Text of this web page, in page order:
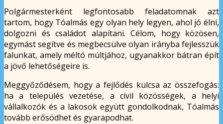
Polgármesterként legfontosabb feladatomnak azt
tartom, hogy Tóalmás egy olyan hely legyen, ahol jó élni,
dolgozni és családot alapítani. Célom, hogy közösen,
egymást segítve és megbecsülve olyan irányba fejlesszük
falunkat, amely méltó múltjához, ugyanakkor bátran épít
a jövő lehetőségeire is.
Meggyőződésem, hogy a fejlődés kulcsa az összefogás:
ha a település vezetése, a civil közösségek, a helyi
vállalkozók és a lakosok együtt gondolkodnak, Tóalmás
tovább erősödhet és gyarapodhat.